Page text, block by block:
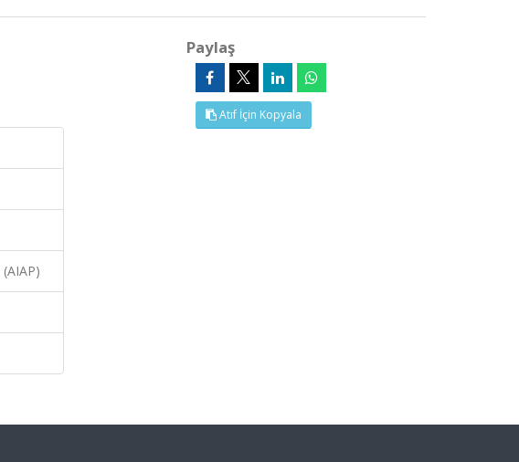
Paylaş
Atıf İçin Kopyala